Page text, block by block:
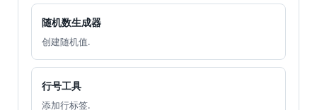
随机数生成器
创建随机值.
行号工具
添加行标签.